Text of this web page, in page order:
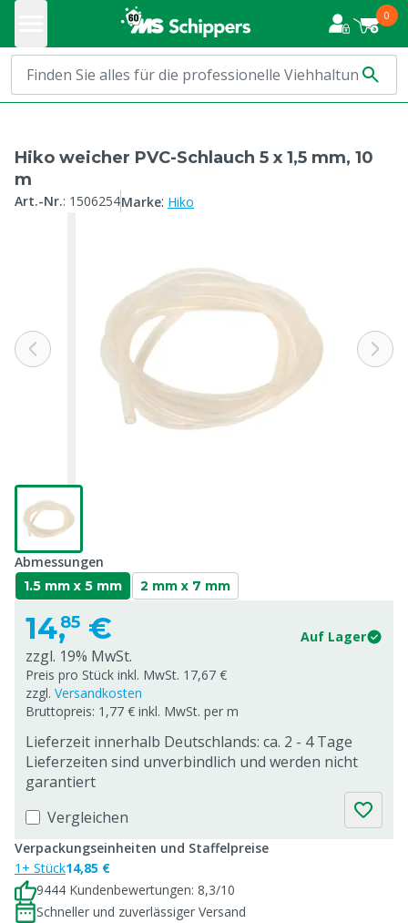
0
Hiko weicher PVC-Schlauch 5 x 1,5 mm, 10
m
Art.-Nr.: 1506254Marke: Hiko
Abmessungen
1.5 mm x 5 mm 2 mm x 7 mm
14,85 € Auf Lager
zzgl. 19% MwSt.
Preis pro Stück inkl. MwSt. 17,67 €
zzgl. Versandkosten
Bruttopreis: 1,77 € inkl. MwSt. per m
Lieferzeit innerhalb Deutschlands: ca. 2 - 4 Tage
Lieferzeiten sind unverbindlich und werden nicht
garantiert
Vergleichen
Verpackungseinheiten und Staffelpreise
1+ Stück14,85 €
9444 Kundenbewertungen: 8,3/10
Schneller und zuverlässiger Versand